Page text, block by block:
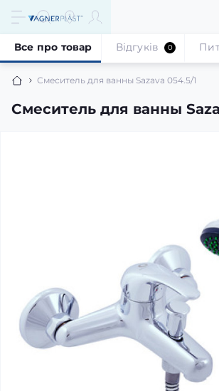
Смеситель для ванны Sazava 054.5/1
Смеситель для ванны
Все про товар Відгуків 0